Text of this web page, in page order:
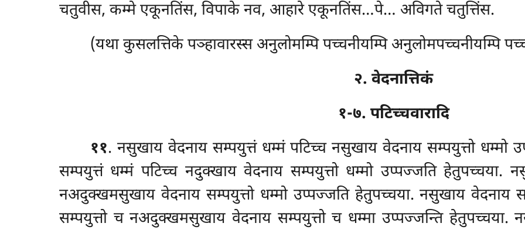
चतुवीस, कम्मे एकूनतिंस, विपाके नव, आहारे एकूनतिंस…पे… अविगते चतुत्तिंस.
(यथा कुसलत्तिके पञ्हावारस्स अनुलोमम्पि पच्चनीयम्पि अनुलोमपच्चनीयम्पि
२. वेदनात्तिकं
१-७. पटिच्चवारादि
११. नसुखाय वेदनाय सम्पयुत्तं धम्मं पटिच्च नसुखाय वेदनाय सम्पयुत्तो धम्मो
सम्पयुत्तं धम्मं पटिच्च नदुक्खाय वेदनाय सम्पयुत्तो धम्मो उप्पज्जति हेतुपच्चया.
नअदुक्खमसुखाय वेदनाय सम्पयुत्तो धम्मो उप्पज्जति हेतुपच्चया. नसुखाय वेदनाय
सम्पयुत्तो च नअदुक्खमसुखाय वेदनाय सम्पयुत्तो च धम्मा उप्पज्जन्ति हेतुपच्चया.